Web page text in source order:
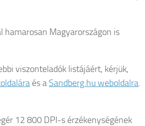
hamarosan Magyarországon is
viszonteladók listájáért, kérjük,
és a Sandberg.hu weboldalra.
12 800 DPI-s érzékenységének